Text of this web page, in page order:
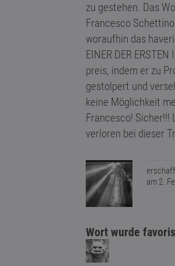
zu gestehen. Das
Francesco
woraufhin das
EINER DER
preis, indem er zu
gestolpert und
keine Möglichkeit
Francesco! Sicher!!!
verloren bei dieser
am 2.
Wort wurde